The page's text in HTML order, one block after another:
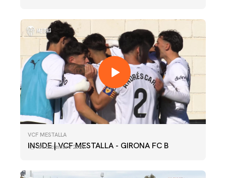
VCF MESTALLA
INSIDE | VCF MESTALLA - GIRONA FC B
09 diciembre 2025